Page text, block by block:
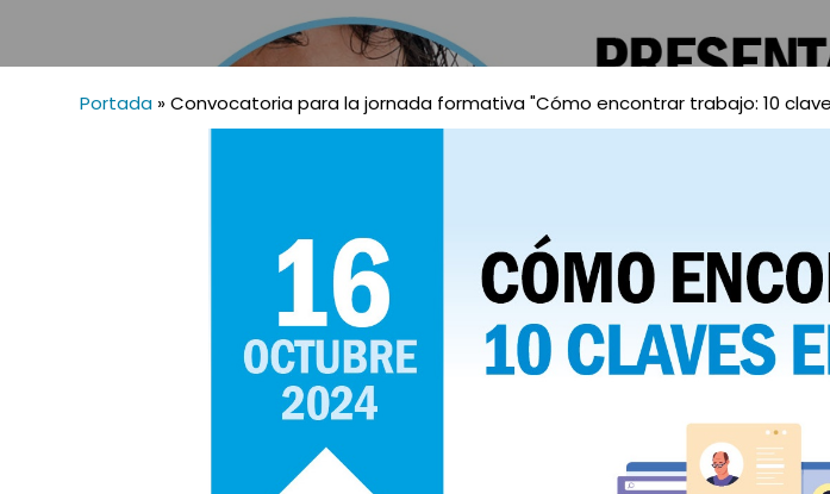
Portada »Convocatoria para la jornada formativa "Cómo encontrar trabajo: 10